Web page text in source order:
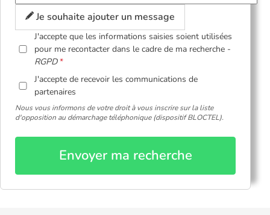
Je souhaite ajouter un message
J'accepte que les informations saisies soient utilisées
pour me recontacter dans le cadre de ma recherche -
RGPD
J'accepte de recevoir les communications de
partenaires
Nous vous informons de votre droit à vous inscrire sur la liste
d'opposition au démarchage téléphonique (dispositif BLOCTEL).
Envoyer ma recherche